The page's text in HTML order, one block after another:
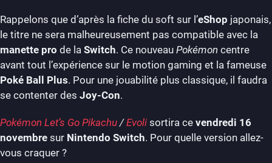
Rappelons que d’après la fiche du soft sur l’eShop japonais,
le titre ne sera malheureusement pas compatible avec la
manette pro de la Switch. Ce nouveau Pokémon centre
avant tout l’expérience sur le motion gaming et la fameuse
Poké Ball Plus. Pour une jouabilité plus classique, il faudra
se contenter des Joy-Con.
Pokémon Let’s Go Pikachu/Evoli sortira ce vendredi 16
novembre sur Nintendo Switch. Pour quelle version allez-
vous craquer ?